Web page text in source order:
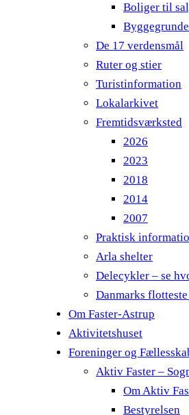
Boliger til
De 17 verdensmål
Ruter og stier
Turistinformation
Lokalarkivet
Fremtidsværksted
2026
2023
2018
2014
2007
Praktisk
Arla shelter
Delecykler – se
Danmarks
Om Faster-Astrup
Aktivitetshuset
Foreninger og
Aktiv Faster –
Om Aktiv
Bestyrelsen